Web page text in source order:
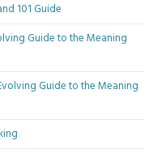
101 Guide
Guide to the Meaning
Guide to the Meaning